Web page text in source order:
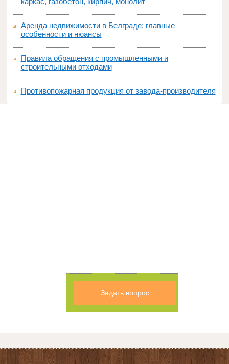
Аренда недвижимости в Белграде: главные
особенности и нюансы
Правила обращения с промышленными и
строительными отходами
Противопожарная продукция от завода-производителя
Задать вопрос